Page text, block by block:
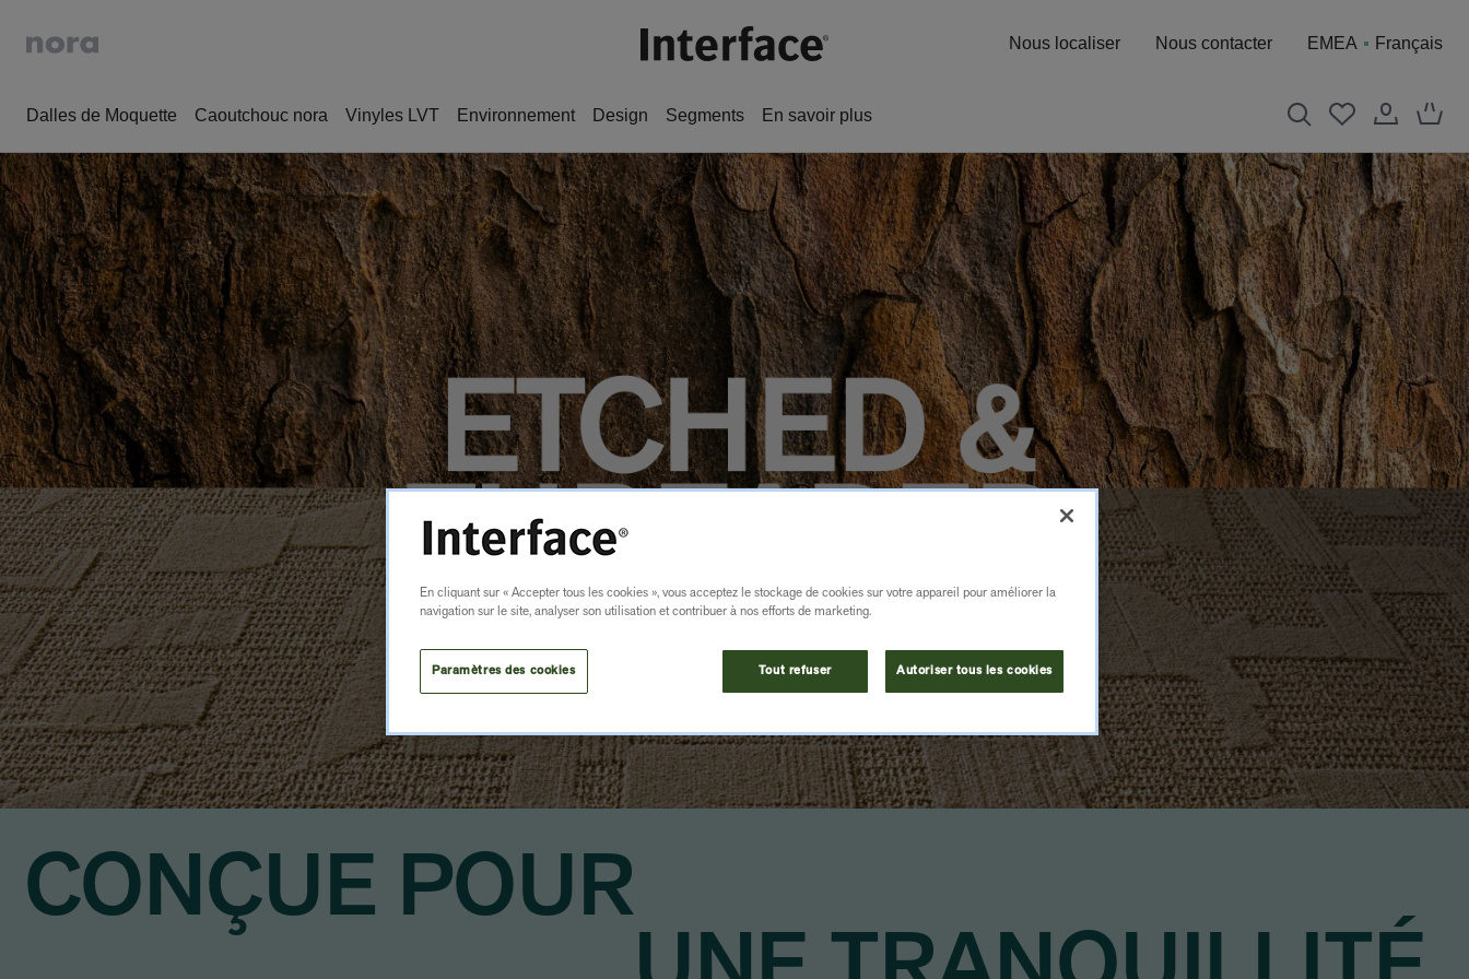
Nous localiser Nous contacter EMEA Français
Dalles de Moquette Caoutchouc nora Vinyles LVT Environnement Design Segments En savoir plus
CONÇUE POUR
En cliquant sur « Accepter tous les cookies », vous acceptez le stockage de cookies sur votre appareil pour améliorer la
navigation sur le site, analyser son utilisation et contribuer à nos efforts de marketing.
Paramètres des cookies Tout refuser Autoriser tous les cookies